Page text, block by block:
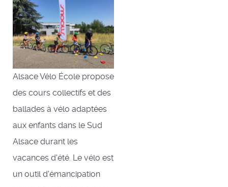
Alsace Vélo École propose
des cours collectifs et des
ballades à vélo adaptées
aux enfants dans le Sud
Alsace durant les
vacances d'été. Le vélo est
un outil d'émancipation